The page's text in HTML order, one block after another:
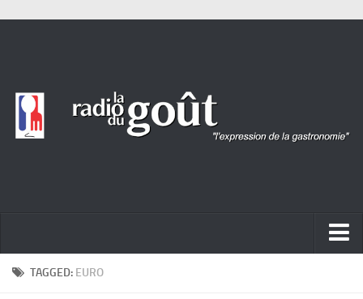
ACTUALITÉ
TAGGED: EURO